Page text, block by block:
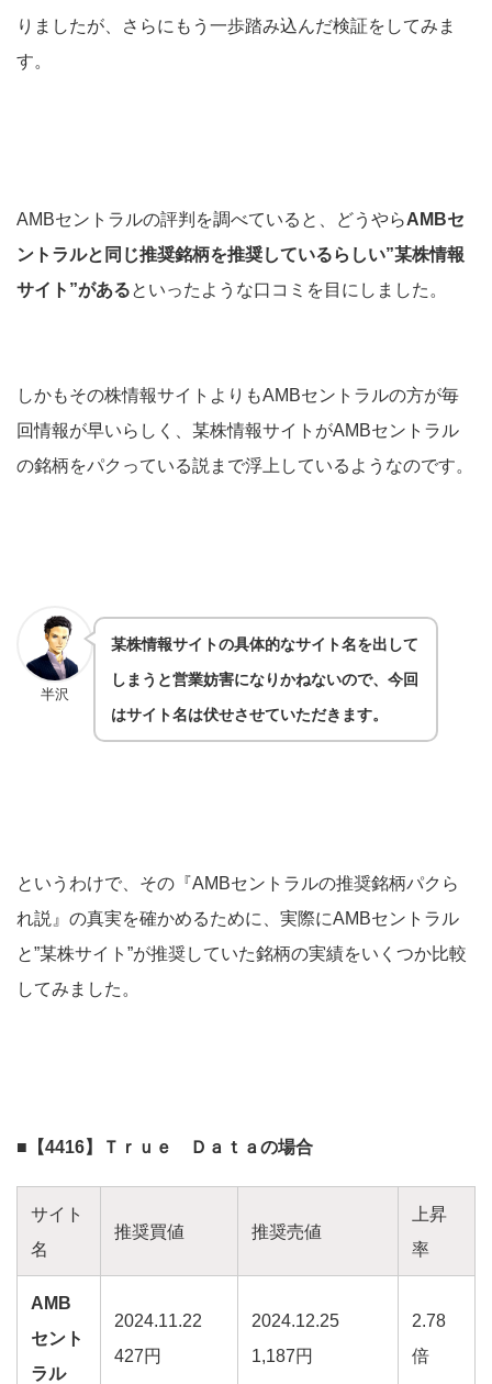
りましたが、さらにもう一歩踏み込んだ検証をしてみま
す。
AMBセントラルの評判を調べていると、どうやらAMBセ
ントラルと同じ推奨銘柄を推奨しているらしい”某株情報
サイト”がある といったような口コミを目にしました。
しかもその株情報サイトよりもAMBセントラルの方が毎
回情報が早いらしく、某株情報サイトがAMBセントラル
の銘柄をパクっている説まで浮上しているようなのです。
半沢
某株情報サイトの具体的なサイト名を出して
しまうと営業妨害になりかねないので、今回
はサイト名は伏せさせていただきます。
というわけで、その『AMBセントラルの推奨銘柄パクら
れ説』の真実を確かめるために、実際にAMBセントラル
と”某株サイト”が推奨していた銘柄の実績をいくつか比較
してみました。
■【4416】Ｔｒｕｅ Ｄａｔａの場合
サイト
名
推奨買値 推奨売値
上昇
率
AMB
セント
ラル
2024.11.22
427円
2024.12.25
1,187円
2.78
倍